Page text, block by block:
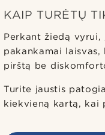
KAIP TURĖTŲ
Perkant žiedą
pakankamai
pirštą be
Turite jaustis
kiekvieną kartą, kai